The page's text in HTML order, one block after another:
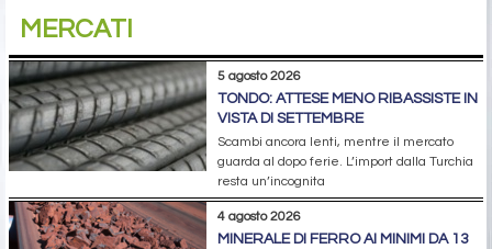
MERCATI
5 agosto 2026
TONDO: ATTESE MENO RIBASSISTE IN
VISTA DI SETTEMBRE
Scambi ancora lenti, mentre il mercato
guarda al dopo ferie. L’import dalla Turchia
resta un’incognita
4 agosto 2026
MINERALE DI FERRO AI MINIMI DA 13